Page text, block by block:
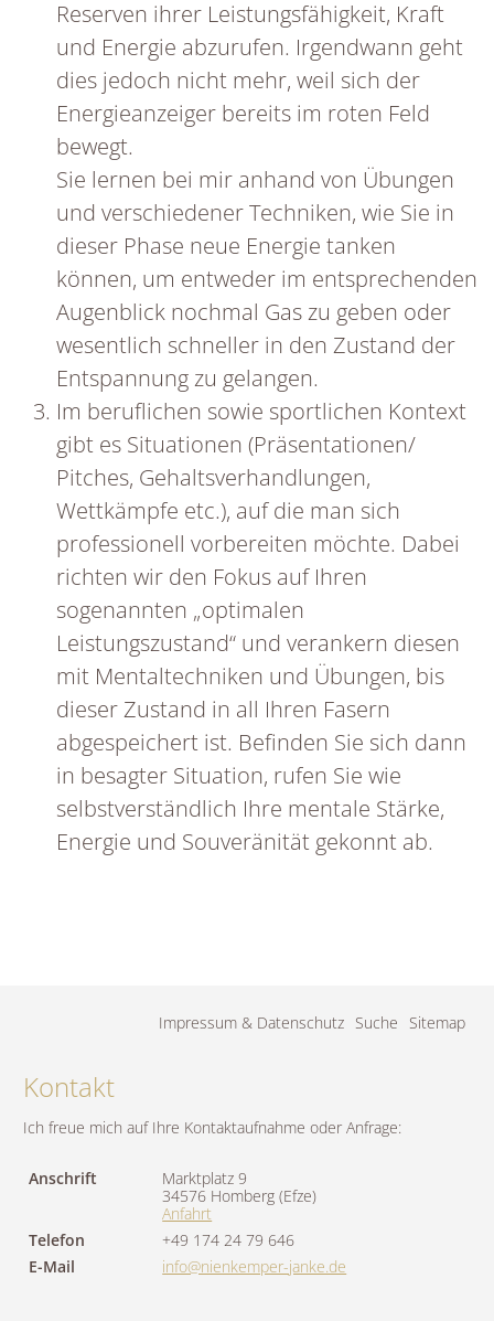
Reserven ihrer Leistungsfähigkeit, Kraft
und Energie abzurufen. Irgendwann geht
dies jedoch nicht mehr, weil sich der
Energieanzeiger bereits im roten Feld
bewegt.
Sie lernen bei mir anhand von Übungen
und verschiedener Techniken, wie Sie in
dieser Phase neue Energie tanken
können, um entweder im entsprechenden
Augenblick nochmal Gas zu geben oder
wesentlich schneller in den Zustand der
Entspannung zu gelangen.
Im beruflichen sowie sportlichen Kontext
gibt es Situationen (Präsentationen/
Pitches, Gehaltsverhandlungen,
Wettkämpfe etc.), auf die man sich
professionell vorbereiten möchte. Dabei
richten wir den Fokus auf Ihren
sogenannten „optimalen
Leistungszustand“ und verankern diesen
mit Mentaltechniken und Übungen, bis
dieser Zustand in all Ihren Fasern
abgespeichert ist. Befinden Sie sich dann
in besagter Situation, rufen Sie wie
selbstverständlich Ihre mentale Stärke,
Energie und Souveränität gekonnt ab.
Impressum & Datenschutz Suche Sitemap
Kontakt
Ich freue mich auf Ihre Kontaktaufnahme oder Anfrage:
Anschrift
Marktplatz 9
34576 Homberg (Efze)
Anfahrt
Telefon
+49 174 24 79 646
E-Mail
info@nienkemper-janke.de